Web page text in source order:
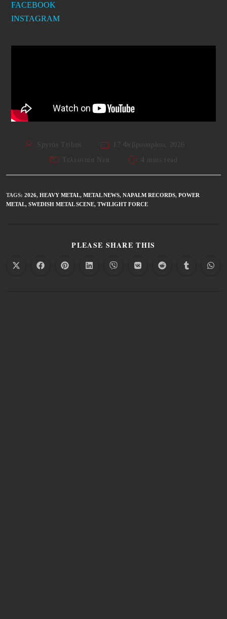
FACEBOOK
INSTAGRAM
Spyros Tribos
17 Φεβρουαρίου, 2026
Τελευταία Νέα
4 mins read
TAGS: 2026, HEAVY METAL, METAL NEWS, NAPALM RECORDS, POWER
METAL, SWEDISH METAL SCENE, TWILIGHT FORCE
PLEASE SHARE THIS